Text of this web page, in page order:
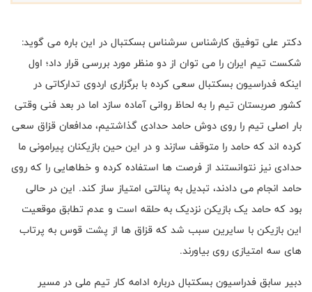
دکتر علی توفیق کارشناس سرشناس بسکتبال در این باره می گوید:
شکست تیم ایران را می توان از دو منظر مورد بررسی قرار داد؛ اول
اینکه فدراسیون بسکتبال سعی کرده با برگزاری اردوی تدارکاتی در
کشور صربستان تیم را به لحاظ روانی آماده سازد اما در بعد فنی وقتی
بار اصلی تیم را روی دوش حامد حدادی گذاشتیم، مدافعان قزاق سعی
کرده اند که حامد را متوقف سازند و در این حین بازیکنان پیرامونی ما
حدادی نیز نتوانستند از فرصت ها استفاده کرده و خطاهایی را که روی
حامد انجام می دادند، تبدیل به پنالتی امتیاز ساز کند. این در حالی
بود که حامد یک بازیکن نزدیک به حلقه است و عدم تطابق موقعیت
این بازیکن با سایرین سبب شد که قزاق ها از پشت قوس به پرتاب
های سه امتیازی روی بیاورند.
دبیر سابق فدراسیون بسکتبال درباره ادامه کار تیم ملی در مسیر